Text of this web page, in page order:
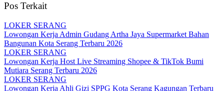
Pos Terkait
LOKER SERANG
Lowongan Kerja Admin Gudang Artha Jaya Supermarket Bahan
Bangunan Kota Serang Terbaru 2026
LOKER SERANG
Lowongan Kerja Host Live Streaming Shopee & TikTok Bumi
Mutiara Serang Terbaru 2026
LOKER SERANG
Lowongan Kerja Ahli Gizi SPPG Kota Serang Kagungan Terbaru